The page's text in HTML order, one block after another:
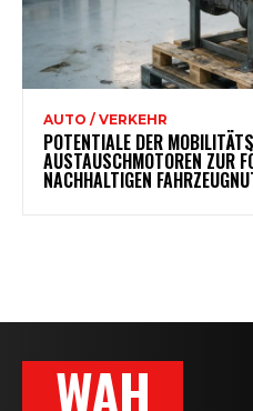
AUTO / VERKEHR
POTENTIALE DER
AUSTAUSCHMOTOREN ZUR
NACHHALTIGEN
WAH